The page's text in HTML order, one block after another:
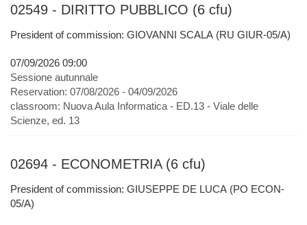
02549 - DIRITTO PUBBLICO (6 cfu)
President of commission: GIOVANNI SCALA (RU GIUR-05/A)
07/09/2026 09:00
Sessione autunnale
Reservation: 07/08/2026 - 04/09/2026
classroom: Nuova Aula Informatica - ED.13 - Viale delle
Scienze, ed. 13
02694 - ECONOMETRIA (6 cfu)
President of commission: GIUSEPPE DE LUCA (PO ECON-
05/A)